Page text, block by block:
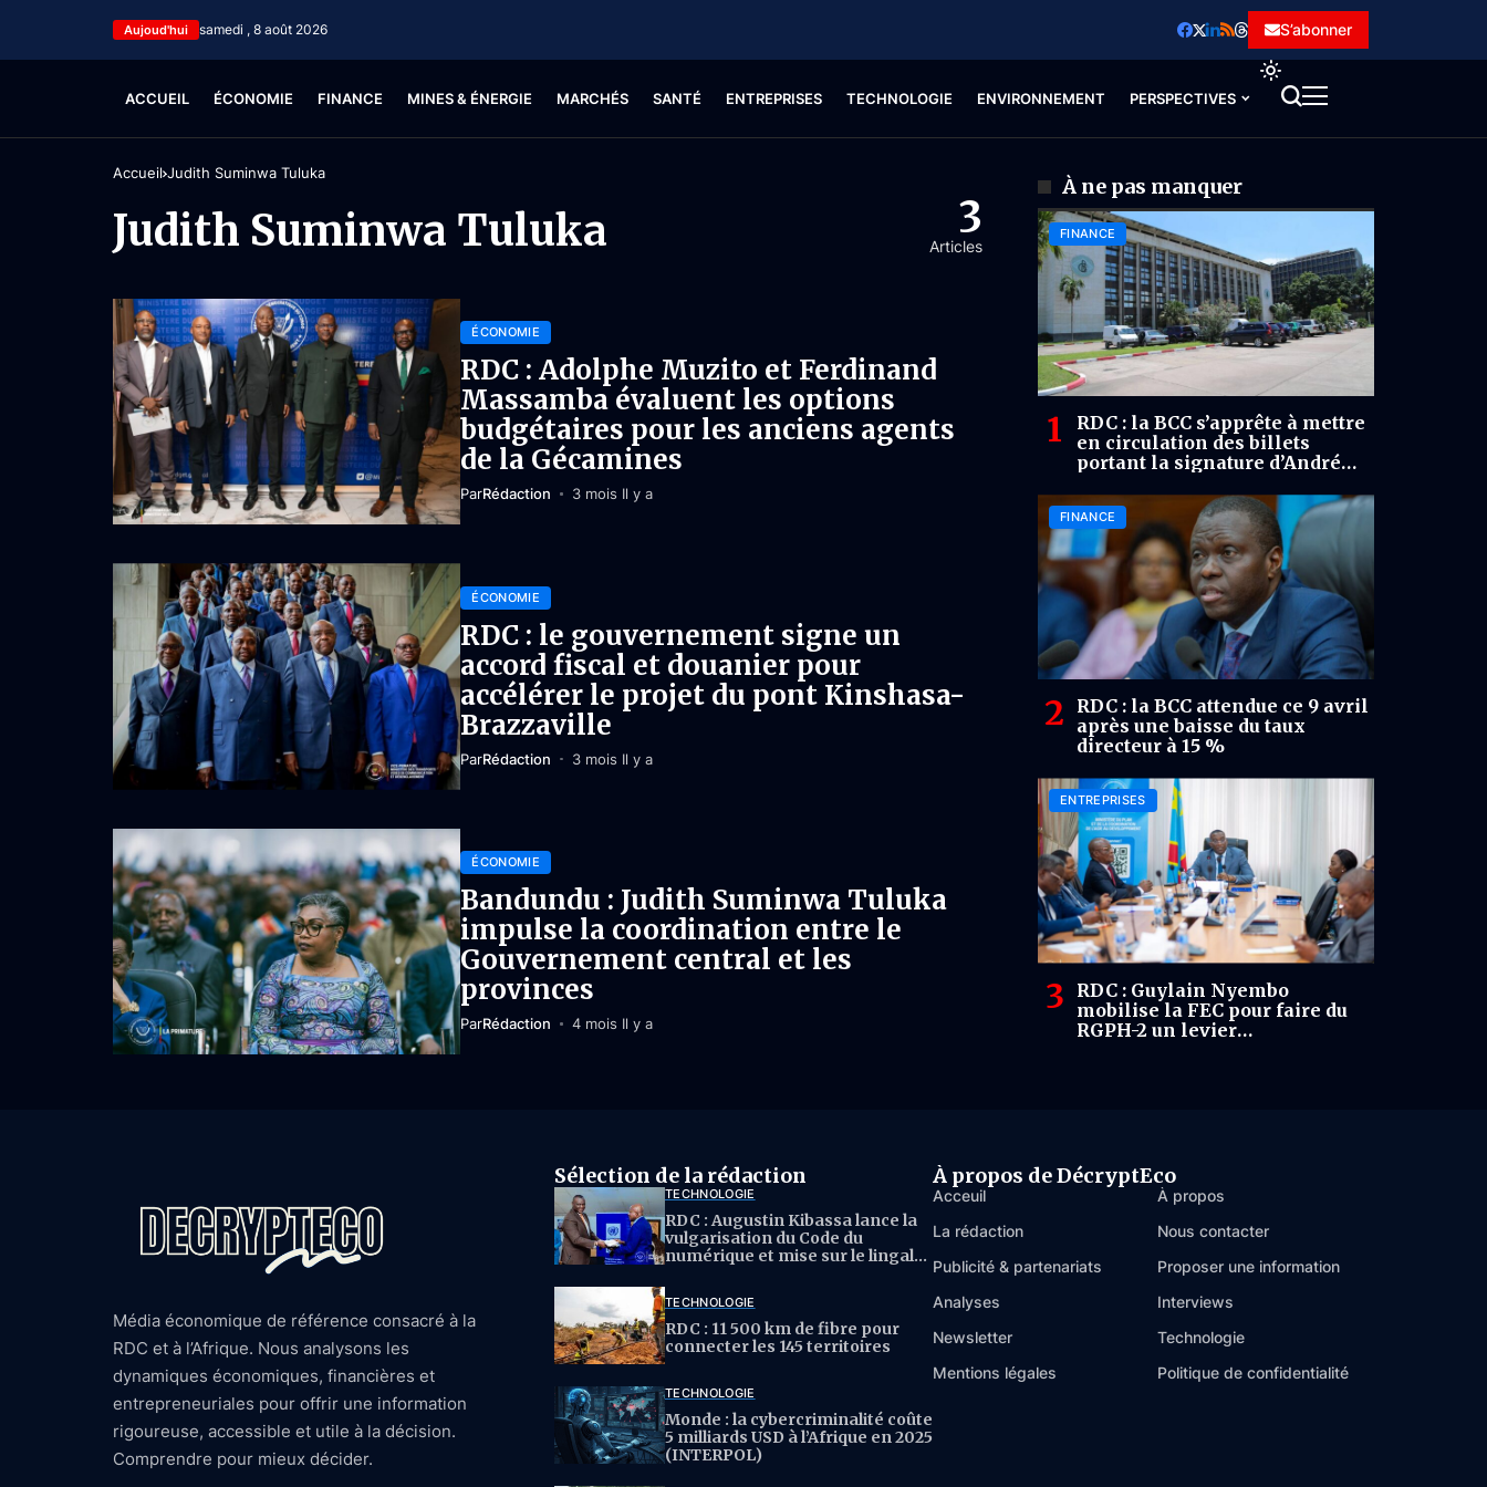
Aujoud'hui samedi , 8 août 2026 S’abonner
ACCUEIL ÉCONOMIE FINANCE MINES & ÉNERGIE MARCHÉS SANTÉ ENTREPRISES TECHNOLOGIE ENVIRONNEMENT PERSPECTIVES
Accueil Judith Suminwa Tuluka
Judith Suminwa Tuluka 3
Articles
ÉCONOMIE
RDC : Adolphe Muzito et Ferdinand
Massamba évaluent les options
budgétaires pour les anciens agents
de la Gécamines
ParRédaction 3 mois Il y a
ÉCONOMIE
RDC : le gouvernement signe un
accord fiscal et douanier pour
accélérer le projet du pont Kinshasa-
Brazzaville
ParRédaction 3 mois Il y a
ÉCONOMIE
Bandundu : Judith Suminwa Tuluka
impulse la coordination entre le
Gouvernement central et les
provinces
ParRédaction 4 mois Il y a
À ne pas manquer
FINANCE
RDC : la BCC s’apprête à mettre
en circulation des billets
portant la signature d’André
FINANCE
RDC : la BCC attendue ce 9 avril
après une baisse du taux
directeur à 15 %
ENTREPRISES
RDC : Guylain Nyembo
mobilise la FEC pour faire du
RGPH-2 un levier
Média économique de référence consacré à la
RDC et à l’Afrique. Nous analysons les
dynamiques économiques, financières et
entrepreneuriales pour offrir une information
rigoureuse, accessible et utile à la décision.
Comprendre pour mieux décider.
Sélection de la rédaction
TECHNOLOGIE
RDC : Augustin Kibassa lance la
vulgarisation du Code du
numérique et mise sur le lingala
TECHNOLOGIE
RDC : 11 500 km de fibre pour
connecter les 145 territoires
TECHNOLOGIE
Monde : la cybercriminalité coûte
5 milliards USD à l’Afrique en 2025
(INTERPOL)
À propos de DécryptEco
Acceuil
À propos
La rédaction
Nous contacter
Publicité & partenariats
Proposer une information
Analyses
Interviews
Newsletter
Technologie
Mentions légales
Politique de confidentialité